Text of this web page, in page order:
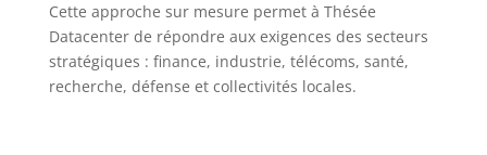
Cette approche sur mesure permet à Thésée
Datacenter de répondre aux exigences des secteurs
stratégiques : finance, industrie, télécoms, santé,
recherche, défense et collectivités locales.